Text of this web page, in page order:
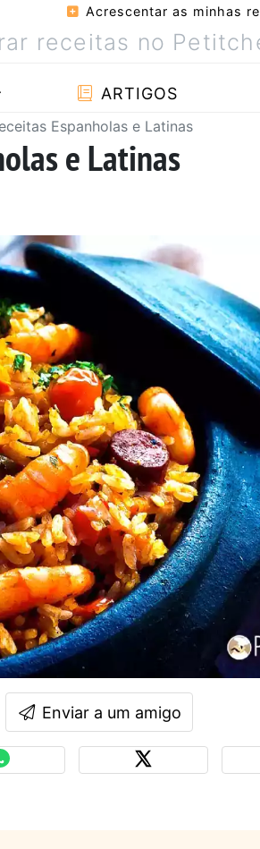
Acrescentar as minhas
ARTIGOS
Espanholas e Latinas
e Latinas
Enviar a um amigo